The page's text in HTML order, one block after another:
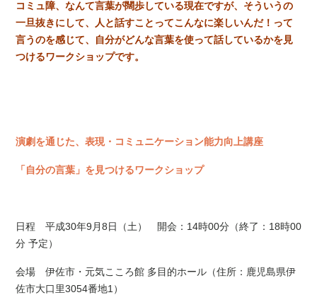
コミュ障、なんて言葉が闊歩している現在ですが、そういうの
一旦抜きにして、人と話すことってこんなに楽しいんだ！って
言うのを感じて、自分がどんな言葉を使って話しているかを見
つけるワークショップです。
演劇を通じた、表現・コミュニケーション能力向上講座
「自分の言葉」を見つけるワークショップ
日程 平成30年9月8日（土） 開会：14時00分（終了：18時00
分 予定）
会場 伊佐市・元気こころ館 多目的ホール（住所： 鹿児島県伊
佐市大口里3054番地1）